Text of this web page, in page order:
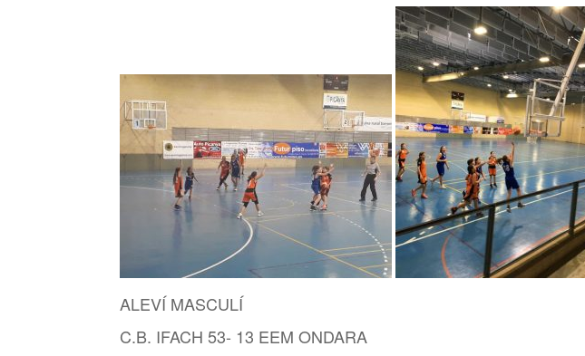
ALEVÍ MASCULÍ
C.B. IFACH 53- 13 EEM ONDARA